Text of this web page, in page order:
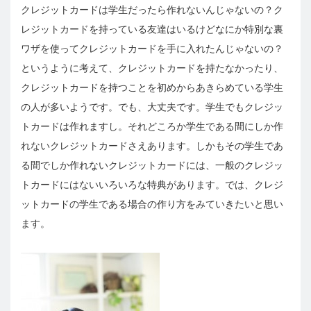
クレジットカードは学生だったら作れないんじゃないの？ク
レジットカードを持っている友達はいるけどなにか特別な裏
ワザを使ってクレジットカードを手に入れたんじゃないの？
というように考えて、クレジットカードを持たなかったり、
クレジットカードを持つことを初めからあきらめている学生
の人が多いようです。でも、大丈夫です。学生でもクレジッ
トカードは作れますし。それどころか学生である間にしか作
れないクレジットカードさえあります。しかもその学生であ
る間でしか作れないクレジットカードには、一般のクレジッ
トカードにはないいろいろな特典があります。では、クレジ
ットカードの学生である場合の作り方をみていきたいと思い
ます。